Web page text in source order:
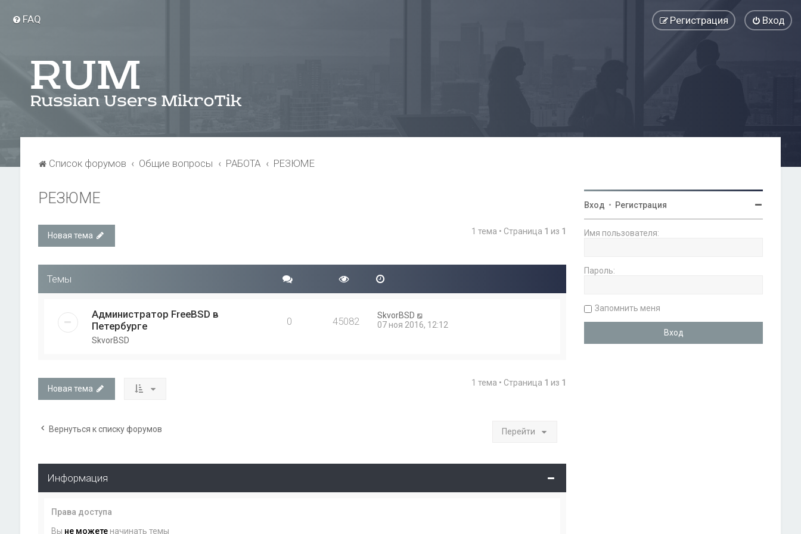
FAQ Вход
Регистрация
Список форумов Общие вопросы РАБОТА РЕЗЮМЕ
РЕЗЮМЕ
Новая тема 1 тема • Страница 1 из 1
Темы
Администратор FreeBSD в
Петербурге
SkvorBSD
0 45082
SkvorBSD
07 ноя 2016, 12:12
Новая тема
1 тема • Страница 1 из 1
Вернуться к списку форумов Перейти
Информация
Права доступа
Вы не можетеначинать темы
Вход • Регистрация
Имя пользователя:
Пароль:
Запомнить меня